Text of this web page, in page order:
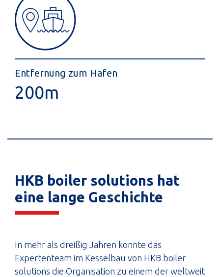
Entfernung zum Hafen
200m
HKB boiler solutions hat
eine lange Geschichte
In mehr als dreißig Jahren konnte das
Expertenteam im Kesselbau von HKB boiler
solutions die Organisation zu einem der weltweit